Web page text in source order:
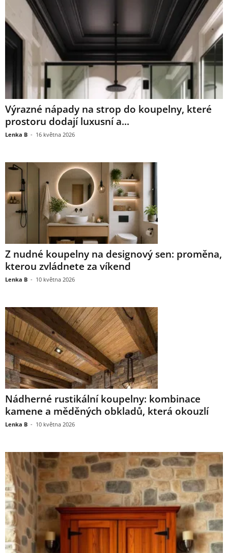
Výrazné nápady na strop do koupelny, které
prostoru dodají luxusní a...
Lenka B - 16 května 2026
Z nudné koupelny na designový sen: proměna,
kterou zvládnete za víkend
Lenka B - 10 května 2026
Nádherné rustikální koupelny: kombinace
kamene a měděných obkladů, která okouzlí
Lenka B - 10 května 2026